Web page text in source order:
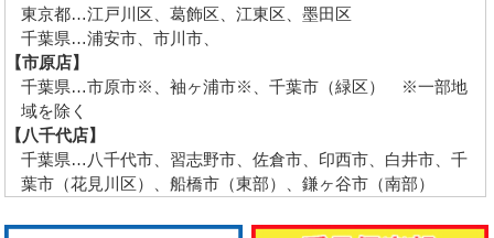
東京都…江戸川区、葛飾区、江東区、墨田区
千葉県…浦安市、市川市、
【市原店】
千葉県…市原市※、袖ヶ浦市※、千葉市（緑区） ※一部地
域を除く
【八千代店】
千葉県…八千代市、習志野市、佐倉市、印西市、白井市、千
葉市（花見川区）、船橋市（東部）、鎌ヶ谷市（南部）